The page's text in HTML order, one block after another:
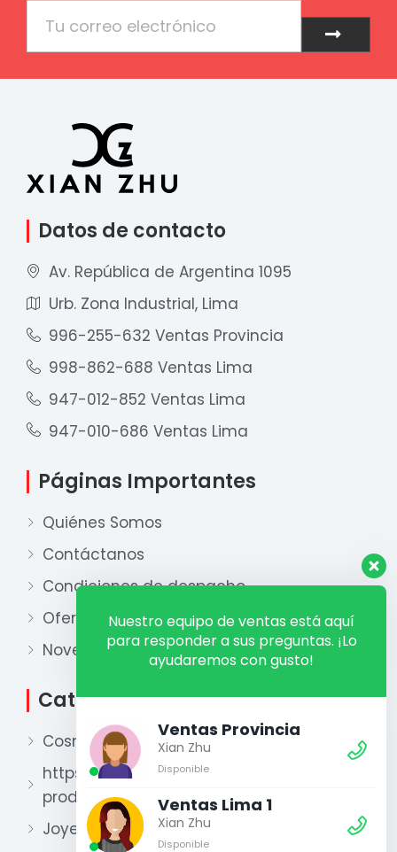
Enviar
Datos de contacto
Av. República de Argentina 1095
Urb. Zona Industrial, Lima
996-255-632 Ventas Provincia
998-862-688 Ventas Lima
947-012-852 Ventas Lima
947-010-686 Ventas Lima
Páginas Importantes
Quiénes Somos
Contáctanos
Condiciones de despacho
Ofertas
Novedades
Categorías
Cosmética
https://xianzhu.pe/categoria-
producto/perfumeria-2/
Joyería
Nuestro equipo de ventas está aquí
para responder a sus preguntas. ¡Lo
ayudaremos con gusto!
Ventas Provincia
Xian Zhu
Disponible
Ventas Lima 1
Xian Zhu
Disponible